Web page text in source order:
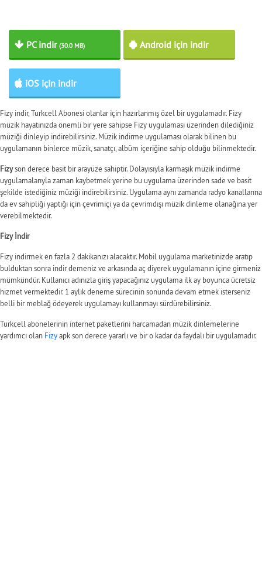
PC indir (30.0 MB) Android için indir
iOS için indir
Fizy indir, Turkcell Abonesi olanlar için hazırlanmış özel bir uygulamadır. Fizy
müzik hayatınızda önemli bir yere sahipse Fizy uygulaması üzerinden dilediğiniz
müziği dinleyip indirebilirsiniz. Müzik indirme uygulaması olarak bilinen bu
uygulamanın binlerce müzik, sanatçı, albüm içeriğine sahip olduğu bilinmektedir.
Fizyson derece basit bir arayüze sahiptir. Dolayısıyla karmaşık müzik indirme
uygulamalarıyla zaman kaybetmek yerine bu uygulama üzerinden sade ve basit
şekilde istediğiniz müziği indirebilirsiniz. Uygulama aynı zamanda radyo kanallarına
da ev sahipliği yaptığı için çevrimiçi ya da çevrimdışı müzik dinleme olanağına yer
verebilmektedir.
Fizy İndir
Fizy indirmek en fazla 2 dakikanızı alacaktır. Mobil uygulama marketinizde aratıp
bulduktan sonra indir demeniz ve arkasında aç diyerek uygulamanın içine girmeniz
mümkündür. Kullanıcı adınızla giriş yapacağınız uygulama ilk ay boyunca ücretsiz
hizmet vermektedir. 1 aylık deneme sürecinin sonunda devam etmek isterseniz
belli bir meblağ ödeyerek uygulamayı kullanmayı sürdürebilirsiniz.
Turkcell abonelerinin internet paketlerini harcamadan müzik dinlemelerine
yardımcı olan Fizyapk son derece yararlı ve bir o kadar da faydalı bir uygulamadır.